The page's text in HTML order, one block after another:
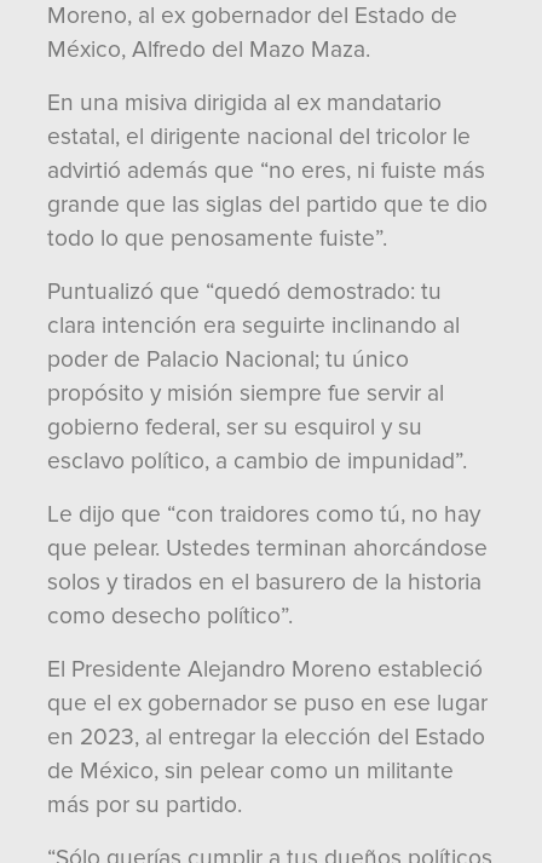
Moreno, al ex gobernador del Estado de
México, Alfredo del Mazo Maza.
En una misiva dirigida al ex mandatario
estatal, el dirigente nacional del tricolor le
advirtió además que “no eres, ni fuiste más
grande que las siglas del partido que te dio
todo lo que penosamente fuiste”.
Puntualizó que “quedó demostrado: tu
clara intención era seguirte inclinando al
poder de Palacio Nacional; tu único
propósito y misión siempre fue servir al
gobierno federal, ser su esquirol y su
esclavo político, a cambio de impunidad”.
Le dijo que “con traidores como tú, no hay
que pelear. Ustedes terminan ahorcándose
solos y tirados en el basurero de la historia
como desecho político”.
El Presidente Alejandro Moreno estableció
que el ex gobernador se puso en ese lugar
en 2023, al entregar la elección del Estado
de México, sin pelear como un militante
más por su partido.